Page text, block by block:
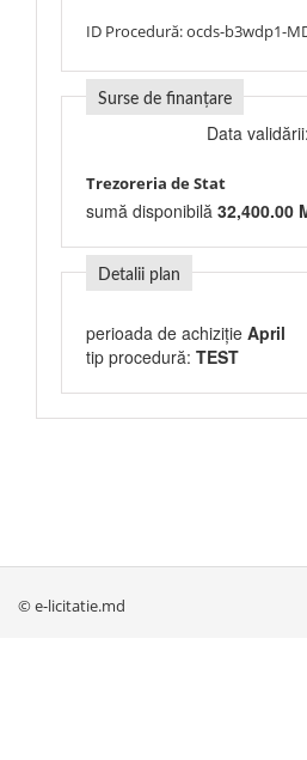
ID Procedură:ocds-b3wdp1-
Surse de finanțare
Data validării:
Trezoreria de Stat
sumă disponibilă 32,400.00
Detalii plan
perioada de achiziție April
tip procedură: TEST
© e-licitatie.md